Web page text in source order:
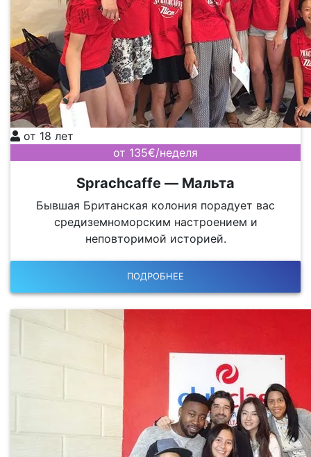
от 18 лет
от 135€/неделя
Sprachcaffe — Мальта
Бывшая Британская колония порадует вас
средиземноморским настроением и
неповторимой историей.
ПОДРОБНЕЕ